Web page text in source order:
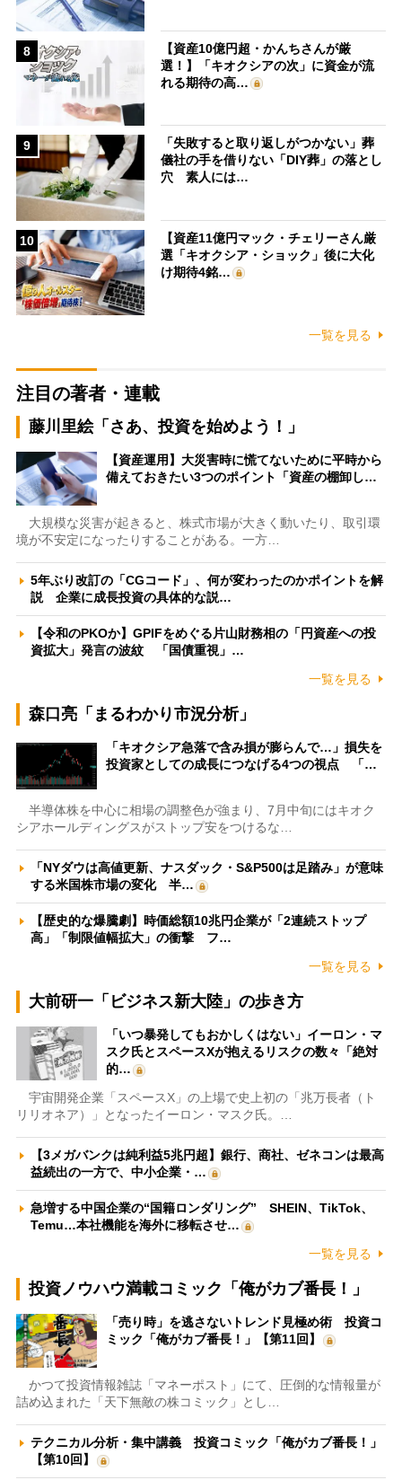
8
【資産10億円超・かんちさんが厳
選！】「キオクシアの次」に資金が流
れる期待の高…
9
「失敗すると取り返しがつかない」葬
儀社の手を借りない「DIY葬」の落とし
穴 素人には…
10
【資産11億円マック・チェリーさん厳
選「キオクシア・ショック」後に大化
け期待4銘…
一覧を見る
注目の著者・連載
藤川里絵「さあ、投資を始めよう！」
【資産運用】大災害時に慌てないために平時から
備えておきたい3つのポイント「資産の棚卸し…
大規模な災害が起きると、株式市場が大きく動いたり、取引環
境が不安定になったりすることがある。一方…
5年ぶり改訂の「CGコード」、何が変わったのかポイントを解
説 企業に成長投資の具体的な説…
【令和のPKOか】GPIFをめぐる片山財務相の「円資産への投
資拡大」発言の波紋 「国債重視」…
一覧を見る
森口亮「まるわかり市況分析」
「キオクシア急落で含み損が膨らんで…」損失を
投資家としての成長につなげる4つの視点 「…
半導体株を中心に相場の調整色が強まり、7月中旬にはキオク
シアホールディングスがストップ安をつけるな…
「NYダウは高値更新、ナスダック・S&P500は足踏み」が意味
する米国株市場の変化 半…
【歴史的な爆騰劇】時価総額10兆円企業が「2連続ストップ
高」「制限値幅拡大」の衝撃 フ…
一覧を見る
大前研一「ビジネス新大陸」の歩き方
「いつ暴発してもおかしくはない」イーロン・マ
スク氏とスペースXが抱えるリスクの数々「絶対
的…
宇宙開発企業「スペースX」の上場で史上初の「兆万長者（ト
リリオネア）」となったイーロン・マスク氏。…
【3メガバンクは純利益5兆円超】銀行、商社、ゼネコンは最高
益続出の一方で、中小企業・…
急増する中国企業の“国籍ロンダリング” SHEIN、TikTok、
Temu…本社機能を海外に移転させ…
一覧を見る
投資ノウハウ満載コミック「俺がカブ番長！」
「売り時」を逃さないトレンド見極め術 投資コ
ミック「俺がカブ番長！」【第11回】
かつて投資情報雑誌「マネーポスト」にて、圧倒的な情報量が
詰め込まれた「天下無敵の株コミック」とし…
テクニカル分析・集中講義 投資コミック「俺がカブ番長！」
【第10回】